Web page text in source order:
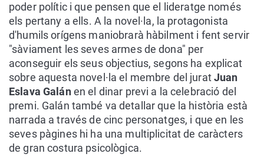
poder polític i que pensen que el lideratge només
els pertany a ells. A la novel·la, la protagonista
d'humils orígens maniobrarà hàbilment i fent servir
"sàviament les seves armes de dona" per
aconseguir els seus objectius, segons ha explicat
sobre aquesta novel·la el membre del juratJuan
Eslava Galánen el dinar previ a la celebració del
premi. Galán també va detallar que la història està
narrada a través de cinc personatges, i que en les
seves pàgines hi ha una multiplicitat de caràcters
de gran costura psicològica.